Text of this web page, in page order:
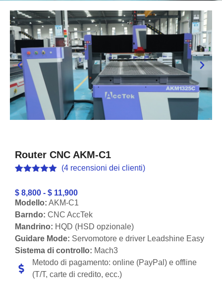
Router CNC AKM-C1
Su base
5
Valutazione
dei clienti
(4 recensioni dei clienti)
$ 8,800 - $ 11,900
Modello: AKM-C1
Barndo: CNC AccTek
Mandrino: HQD (HSD opzionale)
Guidare Mode: Servomotore e driver Leadshine Easy
Sistema di controllo: Mach3
Metodo di pagamento: online (PayPal) e offline
(T/T, carte di credito, ecc.)